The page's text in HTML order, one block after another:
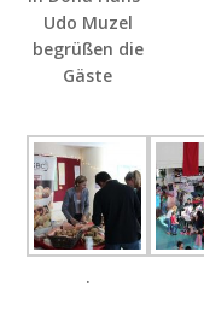
Udo Muzel
begrüßen die
Gäste
.